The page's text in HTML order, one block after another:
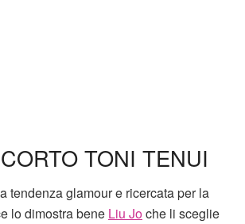
TONI TENUI
tendenza glamour e ricercata per la
lo dimostra bene Liu Joche li sceglie